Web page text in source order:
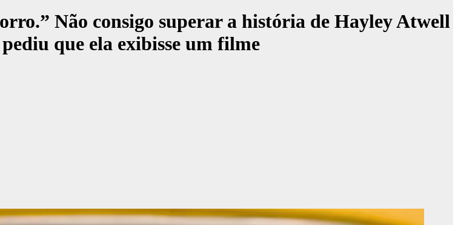
Não consigo superar a história de Hayley Atwell
que ela exibisse um filme